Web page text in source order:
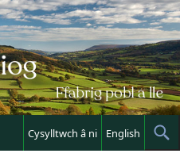
Skip
to
content
Cysylltwch â ni English